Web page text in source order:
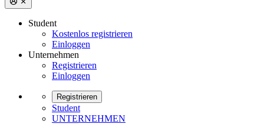
Student
Kostenlos registrieren
Einloggen
Unternehmen
Registrieren
Einloggen
Registrieren
Student
UNTERNEHMEN